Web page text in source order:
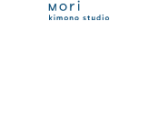
Yukari Mori Kimono Studio